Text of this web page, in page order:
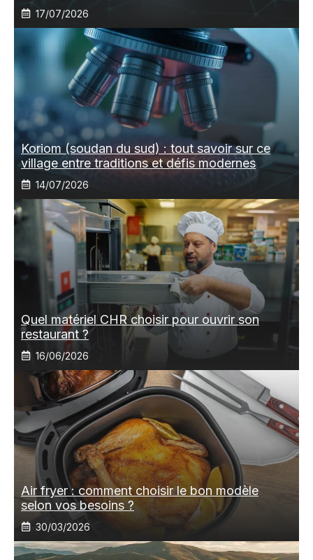
17/07/2026
Koriom (soudan du sud) : tout savoir sur ce
village entre traditions et défis modernes
14/07/2026
Quel matériel CHR choisir pour ouvrir son
restaurant ?
16/06/2026
Air fryer : comment choisir le bon modèle
selon vos besoins ?
30/03/2026